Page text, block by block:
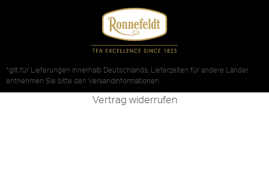
*gilt für Lieferungen innerhalb Deutschlands, Lieferzeiten für andere Länder
entnehmen Sie bitte den Versandinformationen
Vertrag widerrufen